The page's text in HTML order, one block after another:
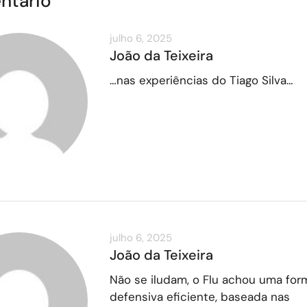
julho 6, 2025
João da Teixeira
…nas experiências do Tiago Silva…
julho 6, 2025
João da Teixeira
Não se iludam, o Flu achou uma
defensiva eficiente, baseada nas